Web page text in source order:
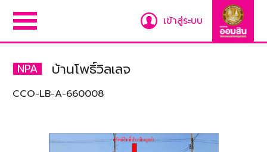
เข้าสู่ระบบ
NPA บ้านโพธิ์วิลเลจ
CCO-LB-A-660008